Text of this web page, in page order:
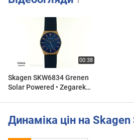
Skagen SKW6834 Grenen
Solar Powered • Zegarek
Динаміка цін на